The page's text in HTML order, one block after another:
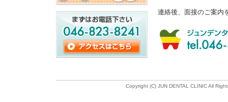
連絡後、面接のご案内
Copyright (C) JUN DENTAL CLINIC All